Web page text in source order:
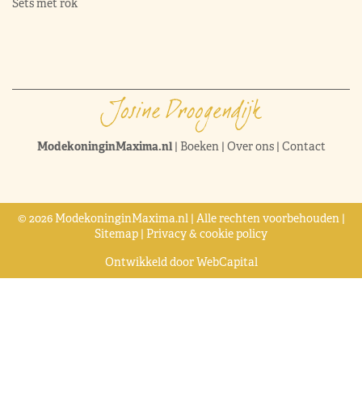
Sets met rok
ModekoninginMaxima.nl| Boeken| Over ons| Contact
© 2026 ModekoninginMaxima.nl | Alle rechten voorbehouden |
Sitemap | Privacy & cookie policy
Ontwikkeld doorWebCapital